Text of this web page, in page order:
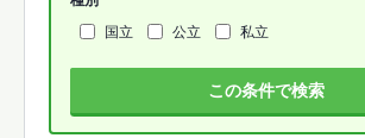
国立
公立 私立
この条件で検索